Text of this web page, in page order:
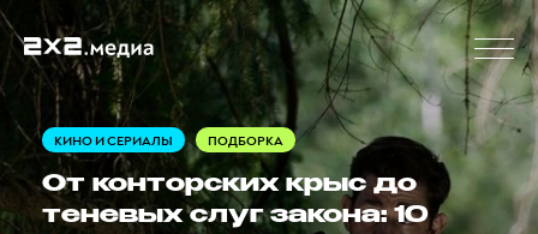
КИНО И СЕРИАЛЫ ПОДБОРКА
От конторских крыс до
теневых слуг закона: 10